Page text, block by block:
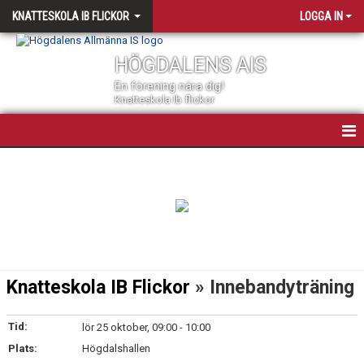
KNATTESKOLA IB FLICKOR LOGGA IN
HÖGDALENS AIS
En förening nära dig!
Knatteskola Ib flickor
Knatteskola IB Flickor » Innebandyträning
Tid:
lör 25 oktober, 09:00 - 10:00
Plats:
Högdalshallen